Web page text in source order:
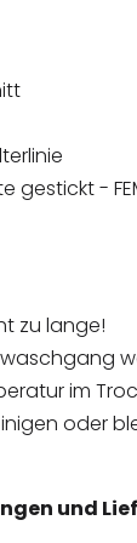
gestickt -
zu lange!
im
oder
und